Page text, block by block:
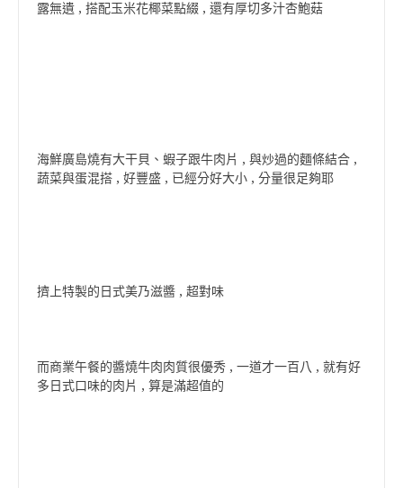
露無遺 , 搭配玉米花椰菜點綴 , 還有厚切多汁杏鮑菇
海鮮廣島燒有大干貝、蝦子跟牛肉片 , 與炒過的麵條結合 ,
蔬菜與蛋混搭 , 好豐盛 , 已經分好大小 , 分量很足夠耶
擠上特製的日式美乃滋醬 , 超對味
而商業午餐的醬燒牛肉肉質很優秀 , 一道才一百八 , 就有好
多日式口味的肉片 , 算是滿超值的